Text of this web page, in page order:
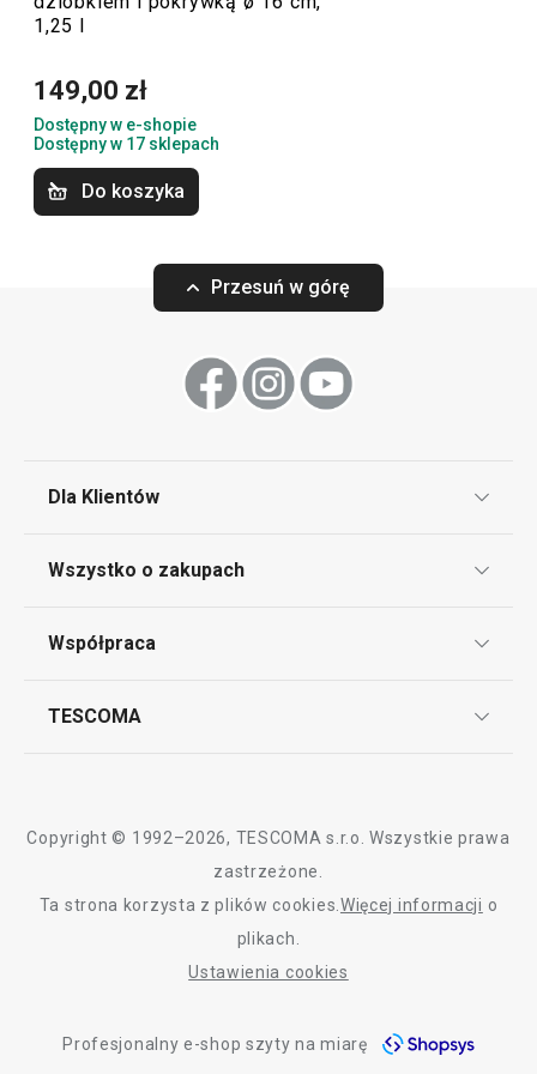
zmywarce.
Gotowanie
Rondelek BRAVA z dwustronnym
Dostępny w e-shopie
Dostępny w 17 sklepach
Patelnia BRAVA
Wszystkie produkty z linii BRAVA
1,25 l
149,00 zł
Dostępny w e-shopie
Dostępny w 17 sklepach
Do koszyka
Przesuń w górę
Dla Klientów
Bony podarunkowe
Wszystko o zakupach
Dostawa i sposoby płatności
Współpraca
TESCOMA
Graficzne oznaczenie produktów
Polityka prywatności
Copyright © 1992–2026, TESCOMA s.r.o. Wszystkie prawa
zastrzeżone.
Ta strona korzysta z plików cookies. Więcej informacji o
plikach.
Ustawienia cookies
Profesjonalny e-shop szyty na miarę